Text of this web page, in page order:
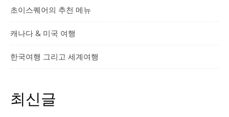
초이스퀘어의 추천 메뉴
캐나다 & 미국 여행
한국여행 그리고 세계여행
최신글